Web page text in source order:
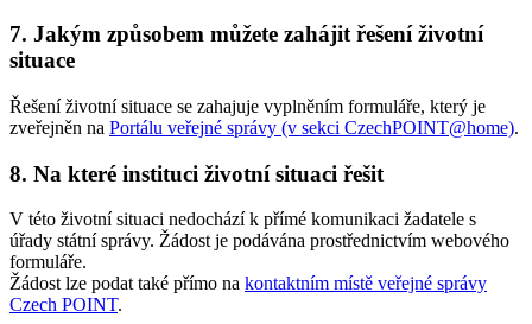
7. Jakým způsobem můžete zahájit řešení životní
situace
Řešení životní situace se zahajuje vyplněním formuláře, který je
zveřejněn na Portálu veřejné správy (v sekci CzechPOINT@home).
8. Na které instituci životní situaci řešit
V této životní situaci nedochází k přímé komunikaci žadatele s
úřady státní správy. Žádost je podávána prostřednictvím webového
formuláře.
Žádost lze podat také přímo na kontaktním místě veřejné správy
Czech POINT.